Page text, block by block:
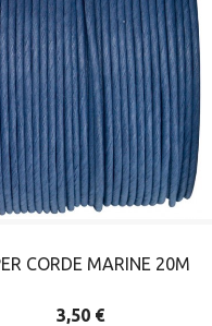
CORDE MARINE 20M
3,50 €